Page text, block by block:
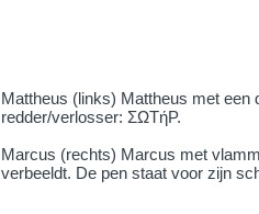
Mattheus (links) Mattheus met een
redder/verlosser: ΣΩΤήΡ.
Marcus (rechts) Marcus met
verbeeldt. De pen staat voor zijn